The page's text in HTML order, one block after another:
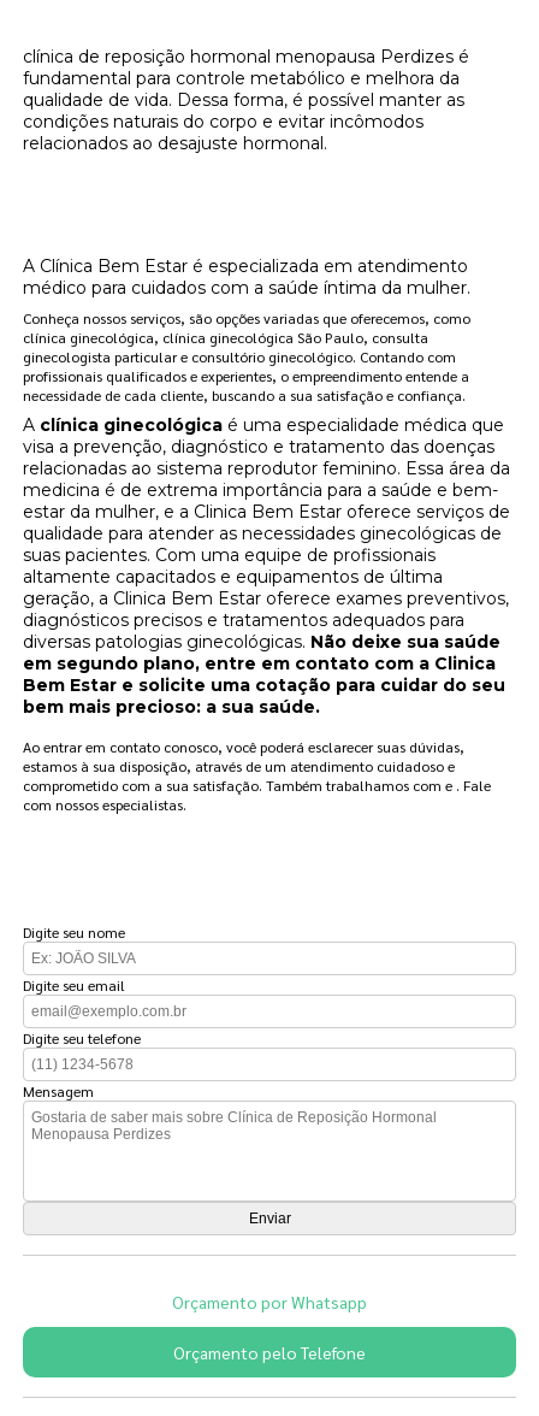
clínica de reposição hormonal menopausa Perdizes é
fundamental para controle metabólico e melhora da
qualidade de vida. Dessa forma, é possível manter as
condições naturais do corpo e evitar incômodos
relacionados ao desajuste hormonal.
A Clínica Bem Estar é especializada em atendimento
médico para cuidados com a saúde íntima da mulher.
Conheça nossos serviços, são opções variadas que oferecemos, como
clínica ginecológica, clínica ginecológica São Paulo, consulta
ginecologista particular e consultório ginecológico. Contando com
profissionais qualificados e experientes, o empreendimento entende a
necessidade de cada cliente, buscando a sua satisfação e confiança.
A clínica ginecológica é uma especialidade médica que
visa a prevenção, diagnóstico e tratamento das doenças
relacionadas ao sistema reprodutor feminino. Essa área da
medicina é de extrema importância para a saúde e bem-
estar da mulher, e a Clinica Bem Estar oferece serviços de
qualidade para atender as necessidades ginecológicas de
suas pacientes. Com uma equipe de profissionais
altamente capacitados e equipamentos de última
geração, a Clinica Bem Estar oferece exames preventivos,
diagnósticos precisos e tratamentos adequados para
diversas patologias ginecológicas. Não deixe sua saúde
em segundo plano, entre em contato com a Clinica
Bem Estar e solicite uma cotação para cuidar do seu
bem mais precioso: a sua saúde.
Ao entrar em contato conosco, você poderá esclarecer suas dúvidas,
estamos à sua disposição, através de um atendimento cuidadoso e
comprometido com a sua satisfação. Também trabalhamos com e . Fale
com nossos especialistas.
Digite seu nome
Digite seu email
Digite seu telefone
Mensagem
Orçamento por Whatsapp
Orçamento pelo Telefone